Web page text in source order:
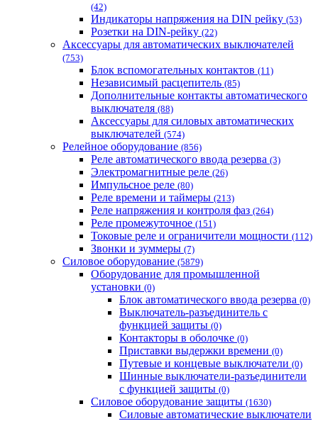
(42)
Индикаторы напряжения на DIN рейку (53)
Розетки на DIN-рейку (22)
Аксессуары для автоматических выключателей
(753)
Блок вспомогательных контактов (11)
Независимый расцепитель (85)
Дополнительные контакты автоматического
выключателя (88)
Аксессуары для силовых автоматических
выключателей (574)
Релейное оборудование (856)
Реле автоматического ввода резерва (3)
Электромагнитные реле (26)
Импульсное реле (80)
Реле времени и таймеры (213)
Реле напряжения и контроля фаз (264)
Реле промежуточное (151)
Токовые реле и ограничители мощности (112)
Звонки и зуммеры (7)
Силовое оборудование (5879)
Оборудование для промышленной
установки (0)
Блок автоматического ввода резерва (0)
Выключатель-разъединитель с
функцией защиты (0)
Контакторы в оболочке (0)
Приставки выдержки времени (0)
Путевые и концевые выключатели (0)
Шинные выключатели-разъединители
с функцией защиты (0)
Силовое оборудование защиты (1630)
Силовые автоматические выключатели